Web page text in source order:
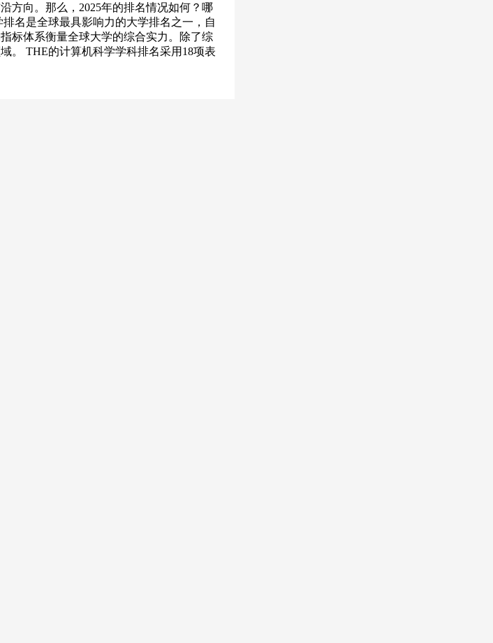
方向。那么，2025年的排名情况如何？哪
名是全球最具影响力的大学排名之一，自
标体系衡量全球大学的综合实力。除了综
。 THE的计算机科学学科排名采用18项表